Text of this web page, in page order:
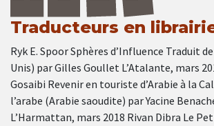
Traducteurs en
Ryk E. Spoor Sphères d’Influence Traduit
Unis) par Gilles Goullet L’Atalante, mars
Gosaibi Revenir en touriste d’Arabie à la
l’arabe (Arabie saoudite) par Yacine
L’Harmattan, mars 2018 Rivan Dibra Le